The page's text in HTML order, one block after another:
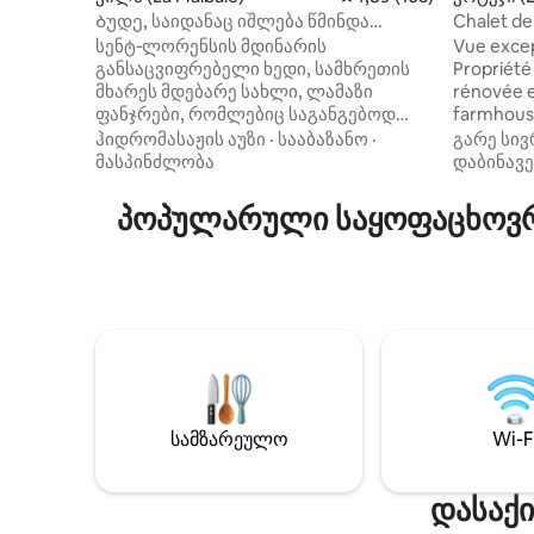
Ბუდე, საიდანაც იშლება წმინდა
ლავრენტის (SPA) ხედი
სენტ‑ლორენსის მდინარის
განსაცვიფრებელი ხედი, სამხრეთის
მხარეს მდებარე სახლი, ლამაზი
ფანჯრები, რომლებიც საგანგებოდ
არის მოფიქრებული, რომ
მზის სხივებით ისიამოვნოთ.
უზარმაზარ ტერასაზე, რომლიდანაც
მდინარე იშლება. გარემონტებული
დალიეთ ყავა და დატკბით ხედით.
დასასრულისთვის ბუხრით გათბით.
კონდიციონერი ზაფხულისთვის.
CITQ 308186
ჰიდრომასაჟის აუზი · სააბაზანო ·
მასპინძლობა
Chalet
and golf
Vue
rénovée
détente
moments
ainsi que
de la
გარე
პოპულარული
სამზარეულო Wi-